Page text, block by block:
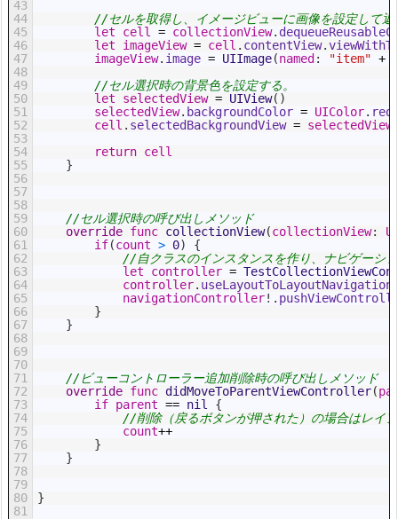
43
44
45
46
47
48
49
50
51
52
53
54
55
56
57
58
59
60
61
62
63
64
65
66
67
68
69
70
71
72
73
74
75
76
77
78
79
80
81
//セルを取得し、イメージビューに画像を設定して返
let
cell = collectionView.
let
imageView = cell . contentView.
imageView. image = UIImage(named : "item" +
//セル選択時の背景色を設定する。
let
selectedView = UIView( )
selectedView. backgroundColor = UIColor.
cell . selectedBackgroundView = selectedView
return cell
}
//セル選択時の呼び出しメソッド
override func collectionView(collectionView:
if(count > 0)
{
//自クラスのインスタンスを作り、ナビゲーシ
let
controller =
controller.
navigationController! .
}
}
//ビューコントローラー追加削除時の呼び出しメソッド
override func didMoveToParentViewController(
if parent == nil
{
//削除（戻るボタンが押された）の場合はレイ
count++
}
}
}